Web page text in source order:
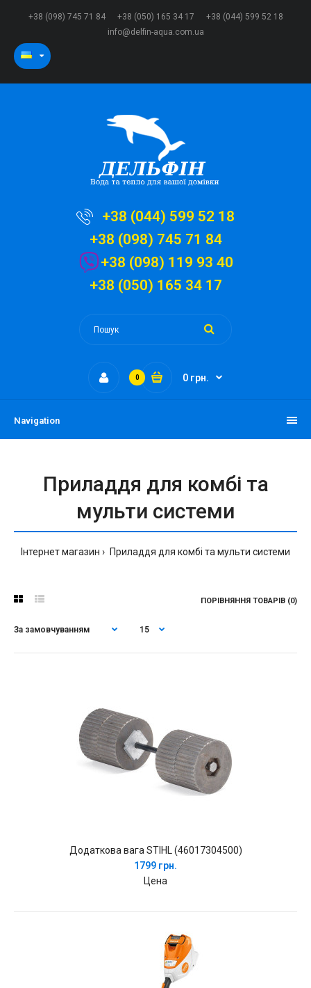
+38 (098) 745 71 84 +38 (050) 165 34 17
+38 (044) 599 52 18
info@delfin-aqua.com.ua
+38 (044) 599 52 18
+38 (098) 745 71 84
+38 (098) 119 93 40
+38 (050) 165 34 17
0 0 грн.
Navigation
Приладдя для комбі та
мульти системи
Інтернет магазин Приладдя для комбі та мульти системи
ПОРІВНЯННЯ ТОВАРІВ (0)
Додаткова вага STIHL (46017304500)
1799 грн.
Цена